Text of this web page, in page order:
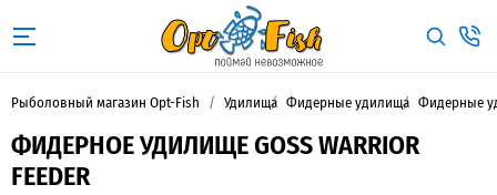
Рыболовный магазин Opt-Fish Удилища Фидерные удилища Фидерные
ФИДЕРНОЕ УДИЛИЩЕ GOSS WARRIOR
FEEDER